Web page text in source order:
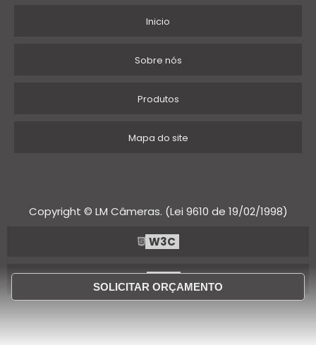
SOLICITAR ORÇAMENTO
Inicio
Sobre nós
Produtos
Mapa do site
Copyright © LM Câmeras. (Lei 9610 de 19/02/1998)
W3C
W3C